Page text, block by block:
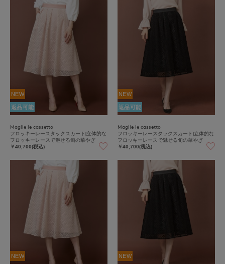
NEW
返品可能
Maglie le cassetto
フロッキーレースタックスカート|立体的な
フロッキーレースで魅せる旬の華やぎ
￥40,700(税込)
NEW
返品可能
Maglie le cassetto
フロッキーレースタックスカート|立体的な
フロッキーレースで魅せる旬の華やぎ
￥40,700(税込)
NEW NEW